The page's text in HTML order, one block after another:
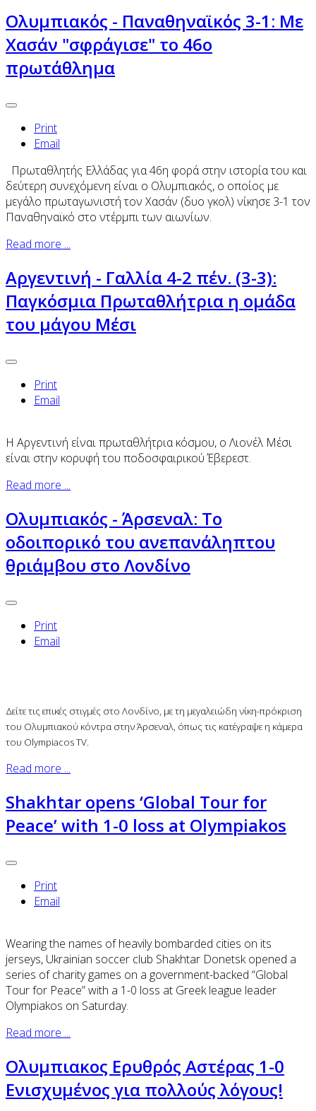
Ολυμπιακός - Παναθηναϊκός 3-1: Με
Χασάν "σφράγισε" το 46ο
πρωτάθλημα
Print
Email
Πρωταθλητής Ελλάδας για 46η φορά στην ιστορία του και
δεύτερη συνεχόμενη είναι ο Ολυμπιακός, ο οποίος με
μεγάλο πρωταγωνιστή τον Χασάν (δυο γκολ) νίκησε 3-1 τον
Παναθηναϊκό στο ντέρμπι των αιωνίων.
Read more ...
Αργεντινή - Γαλλία 4-2 πέν. (3-3):
Παγκόσμια Πρωταθλήτρια η ομάδα
του μάγου Μέσι
Print
Email
Η Αργεντινή είναι πρωταθλήτρια κόσμου, ο Λιονέλ Μέσι
είναι στην κορυφή του ποδοσφαιρικού Έβερεστ.
Read more ...
Ολυμπιακός - Άρσεναλ: Το
οδοιπορικό του ανεπανάληπτου
θριάμβου στο Λονδίνο
Print
Email
Δείτε τις επικές στιγμές στο Λονδίνο, με τη μεγαλειώδη νίκη-πρόκριση
του Ολυμπιακού κόντρα στην Άρσεναλ, όπως τις κατέγραψε η κάμερα
του Olympiacos TV.
Read more ...
Shakhtar opens ‘Global Tour for
Peace’ with 1-0 loss at Olympiakos
Print
Email
Wearing the names of heavily bombarded cities on its
jerseys, Ukrainian soccer club Shakhtar Donetsk opened a
series of charity games on a government-backed “Global
Tour for Peace” with a 1-0 loss at Greek league leader
Olympiakos on Saturday.
Read more ...
Ολυμπιακος Ερυθρός Αστέρας 1-0
Ενισχυμένος για πολλούς λόγους!